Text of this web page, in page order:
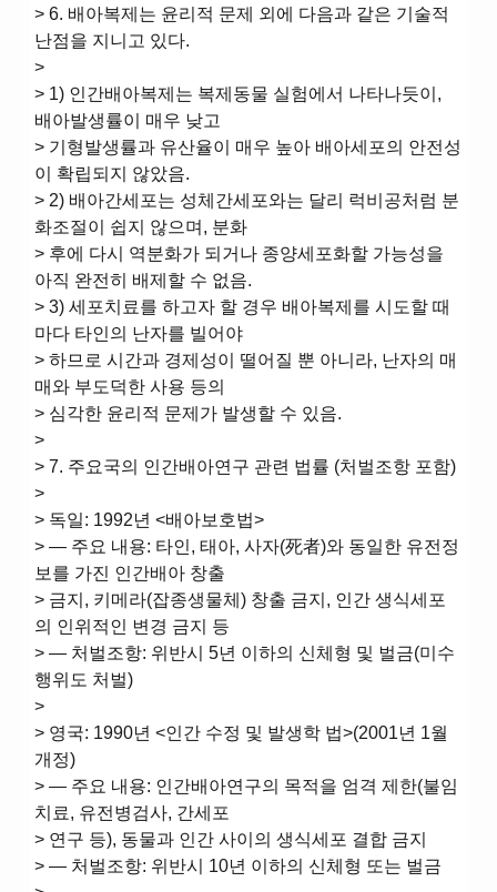
> 6. 배아복제는 윤리적 문제 외에 다음과 같은 기술적
난점을 지니고 있다.
>
> 1) 인간배아복제는 복제동물 실험에서 나타나듯이,
배아발생률이 매우 낮고
> 기형발생률과 유산율이 매우 높아 배아세포의 안전성
이 확립되지 않았음.
> 2) 배아간세포는 성체간세포와는 달리 럭비공처럼 분
화조절이 쉽지 않으며, 분화
> 후에 다시 역분화가 되거나 종양세포화할 가능성을
아직 완전히 배제할 수 없음.
> 3) 세포치료를 하고자 할 경우 배아복제를 시도할 때
마다 타인의 난자를 빌어야
> 하므로 시간과 경제성이 떨어질 뿐 아니라, 난자의 매
매와 부도덕한 사용 등의
> 심각한 윤리적 문제가 발생할 수 있음.
>
> 7. 주요국의 인간배아연구 관련 법률 (처벌조항 포함)
>
> 독일: 1992년 <배아보호법>
> ― 주요 내용: 타인, 태아, 사자(死者)와 동일한 유전정
보를 가진 인간배아 창출
> 금지, 키메라(잡종생물체) 창출 금지, 인간 생식세포
의 인위적인 변경 금지 등
> ― 처벌조항: 위반시 5년 이하의 신체형 및 벌금(미수
행위도 처벌)
>
> 영국: 1990년 <인간 수정 및 발생학 법>(2001년 1월
개정)
> ― 주요 내용: 인간배아연구의 목적을 엄격 제한(불임
치료, 유전병검사, 간세포
> 연구 등), 동물과 인간 사이의 생식세포 결합 금지
> ― 처벌조항: 위반시 10년 이하의 신체형 또는 벌금